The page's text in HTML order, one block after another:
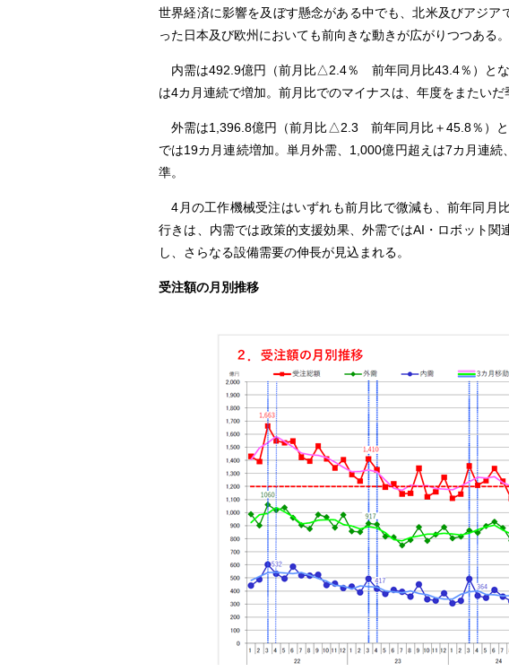
世界経済に影響を及ぼす懸念がある中でも、北米及びアジ
った日本及び欧州においても前向きな動きが広がりつつある。
内需は492.9億円（前月比△2.4％ 前年同月比43.4％）とな
は4カ月連続で増加。前月比でのマイナスは、年度をまたいだ
外需は1,396.8億円（前月比△2.3 前年同月比＋45.8％）と
では19カ月連続増加。単月外需、1,000億円超えは7カ月連
準。
4月の工作機械受注はいずれも前月比で微減も、前年同月
行きは、内需では政策的支援効果、外需ではAI・ロボット
し、さらなる設備需要の伸長が見込まれる。
受注額の月別推移